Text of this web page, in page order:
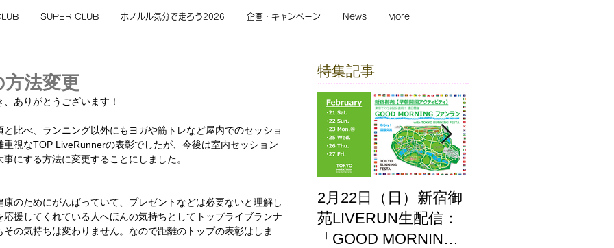
SUPER CLUB ホノルル気分で走ろう2026 企画・キャンペーン News More
法変更
ありがとうございます！
比べ、ランニング以外にもヨガや筋トレなど屋内でのセッショ
視なTOP LiveRunnerの表彰でしたが、今後は室内セッション
にする方法に変更することにしました。
のためにがんばっていて、プレゼントなどは必要ないと理解し
援してくれている人へほんの気持ちとしてトップライブランナ
の気持ちは変わりません。なので距離のトップの表彰はしま
特集記事
2月22日（日）新宿御
苑LIVERUN生配信：
「GOOD MORNING